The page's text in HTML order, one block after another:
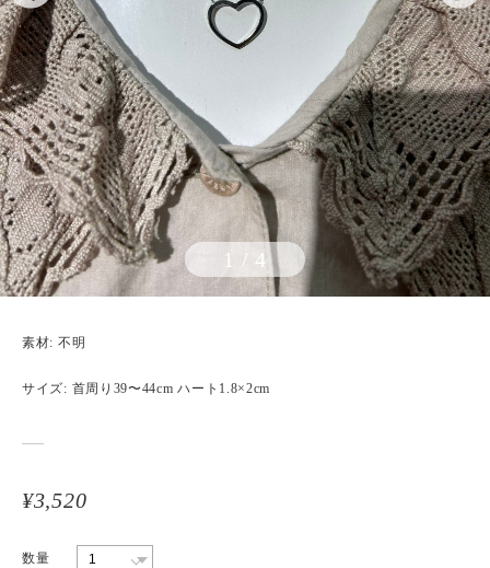
1 / 4
素材: 不明
サイズ: 首周り39〜44cm ハート1.8×2cm
¥3,520
数量